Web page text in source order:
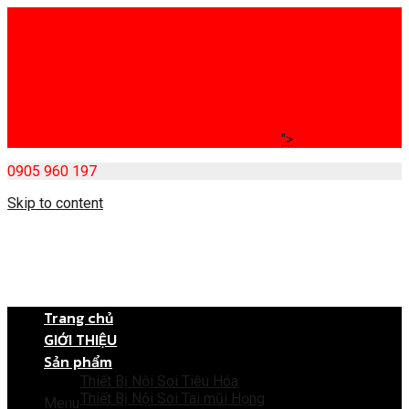
">
0905 960 197
Skip to content
Menu
Trang chủ
GIỚI THIỆU
Sản phẩm
Thiết Bị Nội Soi Tiêu Hóa
Thiết Bị Nội Soi Tai mũi Họng